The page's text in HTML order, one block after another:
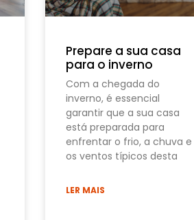
Prepare a sua casa
para o inverno
Com a chegada do
inverno, é essencial
garantir que a sua casa
está preparada para
enfrentar o frio, a chuva e
os ventos típicos desta
LER MAIS